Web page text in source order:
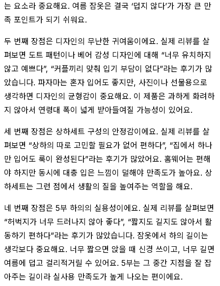
는 요소라 중요해요. 여름 잠옷은 결국 ‘덥지 않다’가 가장 큰 만
족 포인트가 되기 쉬워요.
두 번째 장점은 디자인의 무난한 귀여움이에요. 실제 리뷰를 살
펴보면 도트 패턴이나 베어 감성 디자인에 대해 “너무 유치하지
않고 예쁘다”, “커플끼리 맞춰 입기 부담이 없다”라는 후기가 많
았습니다. 파자마는 혼자 입어도 좋지만, 사진이나 선물용으로
생각하면 디자인의 균형감이 중요해요. 이 제품은 과하게 화려하
지 않아서 연령대 폭이 넓게 받아들여질 가능성이 있어요.
세 번째 장점은 상하세트 구성의 안정감이에요. 실제 리뷰를 살
펴보면 “상하의 따로 고민할 필요가 없어 편하다”, “집에서 하나
만 입어도 룩이 완성된다”라는 후기가 많았어요. 홈웨어는 편해
야 하지만 동시에 대충 입은 느낌이 덜해야 만족도가 높아요. 상
하세트는 그런 점에서 생활의 질을 높여주는 역할을 해요.
네 번째 장점은 5부 하의의 실용성이에요. 실제 리뷰를 살펴보면
“허벅지가 너무 드러나지 않아 좋다”, “짧지도 길지도 않아서 활
동하기 편하다”라는 후기가 많았습니다. 잠옷에서 하의 길이는
생각보다 중요해요. 너무 짧으면 앉을 때 신경 쓰이고, 너무 길면
여름에 덥고 걸리적거릴 수 있어요. 5부는 그 중간 지점을 잘 잡
아주는 길이라 실사용 만족도가 높게 나오는 편이에요.